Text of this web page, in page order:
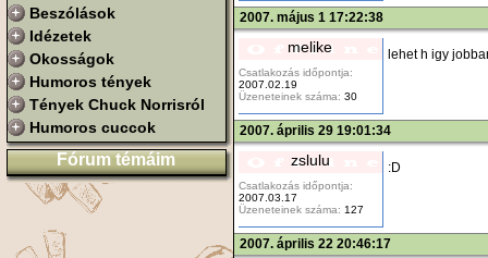
Beszólások
Idézetek
Okosságok
Humoros tények
Tények Chuck Norrisról
Humoros cuccok
Fórum témáim
2007. május 1 17:22:38
melike
Csatlakozás időpontja:
2007.02.19
Üzeneteinek száma: 30
lehet h igy
2007. április 29 19:01:34
zslulu
Csatlakozás időpontja:
2007.03.17
Üzeneteinek száma: 127
:D
2007. április 22 20:46:17